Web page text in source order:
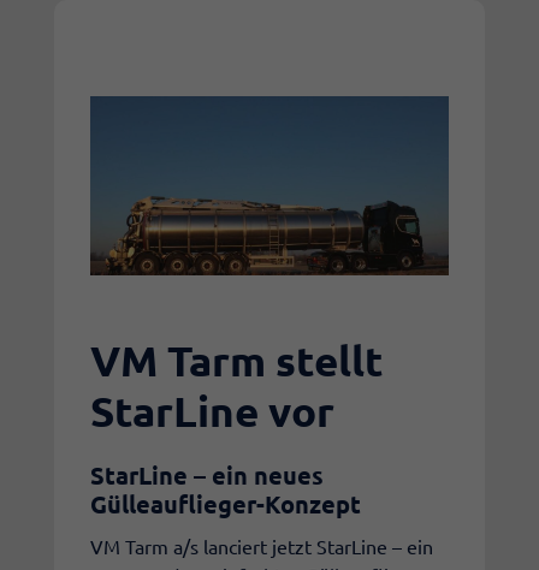
VM Tarm stellt
StarLine vor
StarLine – ein neues
Gülleauflieger-Konzept
VM Tarm a/s lanciert jetzt StarLine – ein